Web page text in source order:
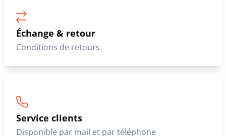
Échange & retour
Conditions de retours
Service clients
Disponible par mail et par téléphone